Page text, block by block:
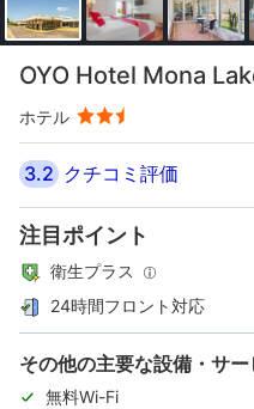
OYO Hotel Mona
ホテル
3.2 クチコミ評価
注目ポイント
衛生プラス
24時間フロント対応
その他の主要な設備・サー
無料Wi-Fi